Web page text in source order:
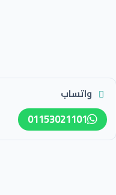
واتساب
01153021101